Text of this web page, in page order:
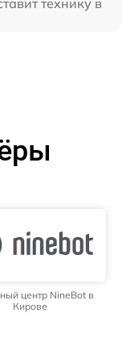
центр NineBot в
Кирове